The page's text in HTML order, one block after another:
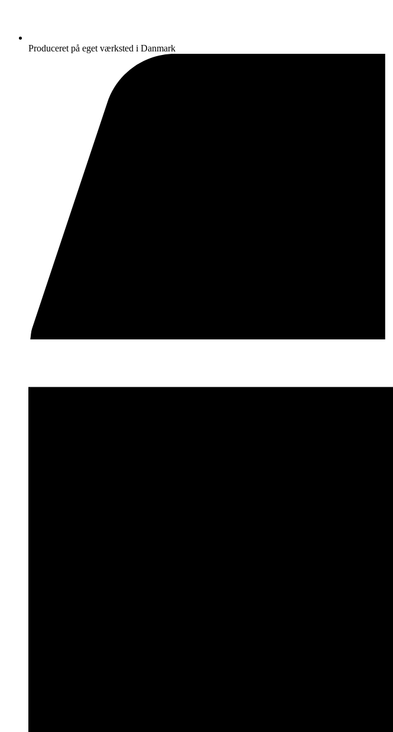
Produceret på eget værksted i Danmark